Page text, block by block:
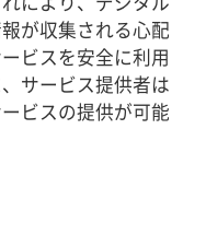
が収集される心配
ビスを安全に利用
サービス提供者は
ビスの提供が可能